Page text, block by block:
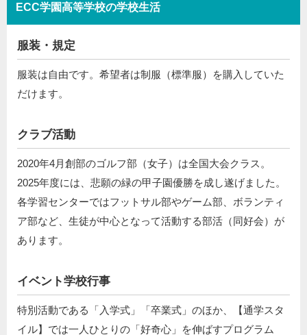
ECC学園高等学校の学校生活
服装・規定
服装は自由です。希望者は制服（標準服）を購入していた
だけます。
クラブ活動
2020年4月創部のゴルフ部（女子）は全国大会クラス。
2025年度には、悲願の緑の甲子園優勝を成し遂げました。
各学習センターではフットサル部やゲーム部、ボランティ
ア部など、生徒が中心となって活動する部活（同好会）が
あります。
イベント学校行事
特別活動である「入学式」「卒業式」のほか、【通学スタ
イル】では一人ひとりの「好奇心」を伸ばすプログラム